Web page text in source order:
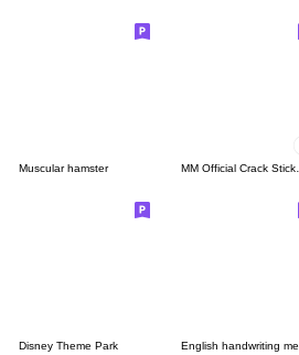
Muscular hamster
Disney Theme Park